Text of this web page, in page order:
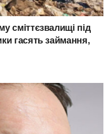
сміттєзвалищі під
гасять займання,